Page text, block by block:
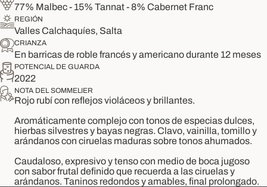
77% Malbec - 15% Tannat - 8% Cabernet Franc
REGIÓN
Valles Calchaquíes, Salta
CRIANZA
En barricas de roble francés y americano durante 12 meses
POTENCIAL DE GUARDA
2022
NOTA DEL SOMMELIER
Rojo rubí con reflejos violáceos y brillantes.
Aromáticamente complejo con tonos de especias dulces,
hierbas silvestres y bayas negras. Clavo, vainilla, tomillo y
arándanos con ciruelas maduras sobre tonos ahumados.
Caudaloso, expresivo y tenso con medio de boca jugoso
con sabor frutal definido que recuerda a las ciruelas y
arándanos. Taninos redondos y amables, final prolongado.